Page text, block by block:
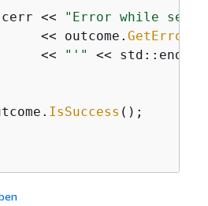
<<
"Error while
<< outcome.
GetError
<<
"'"
<< std::endl;
IsSuccess ();